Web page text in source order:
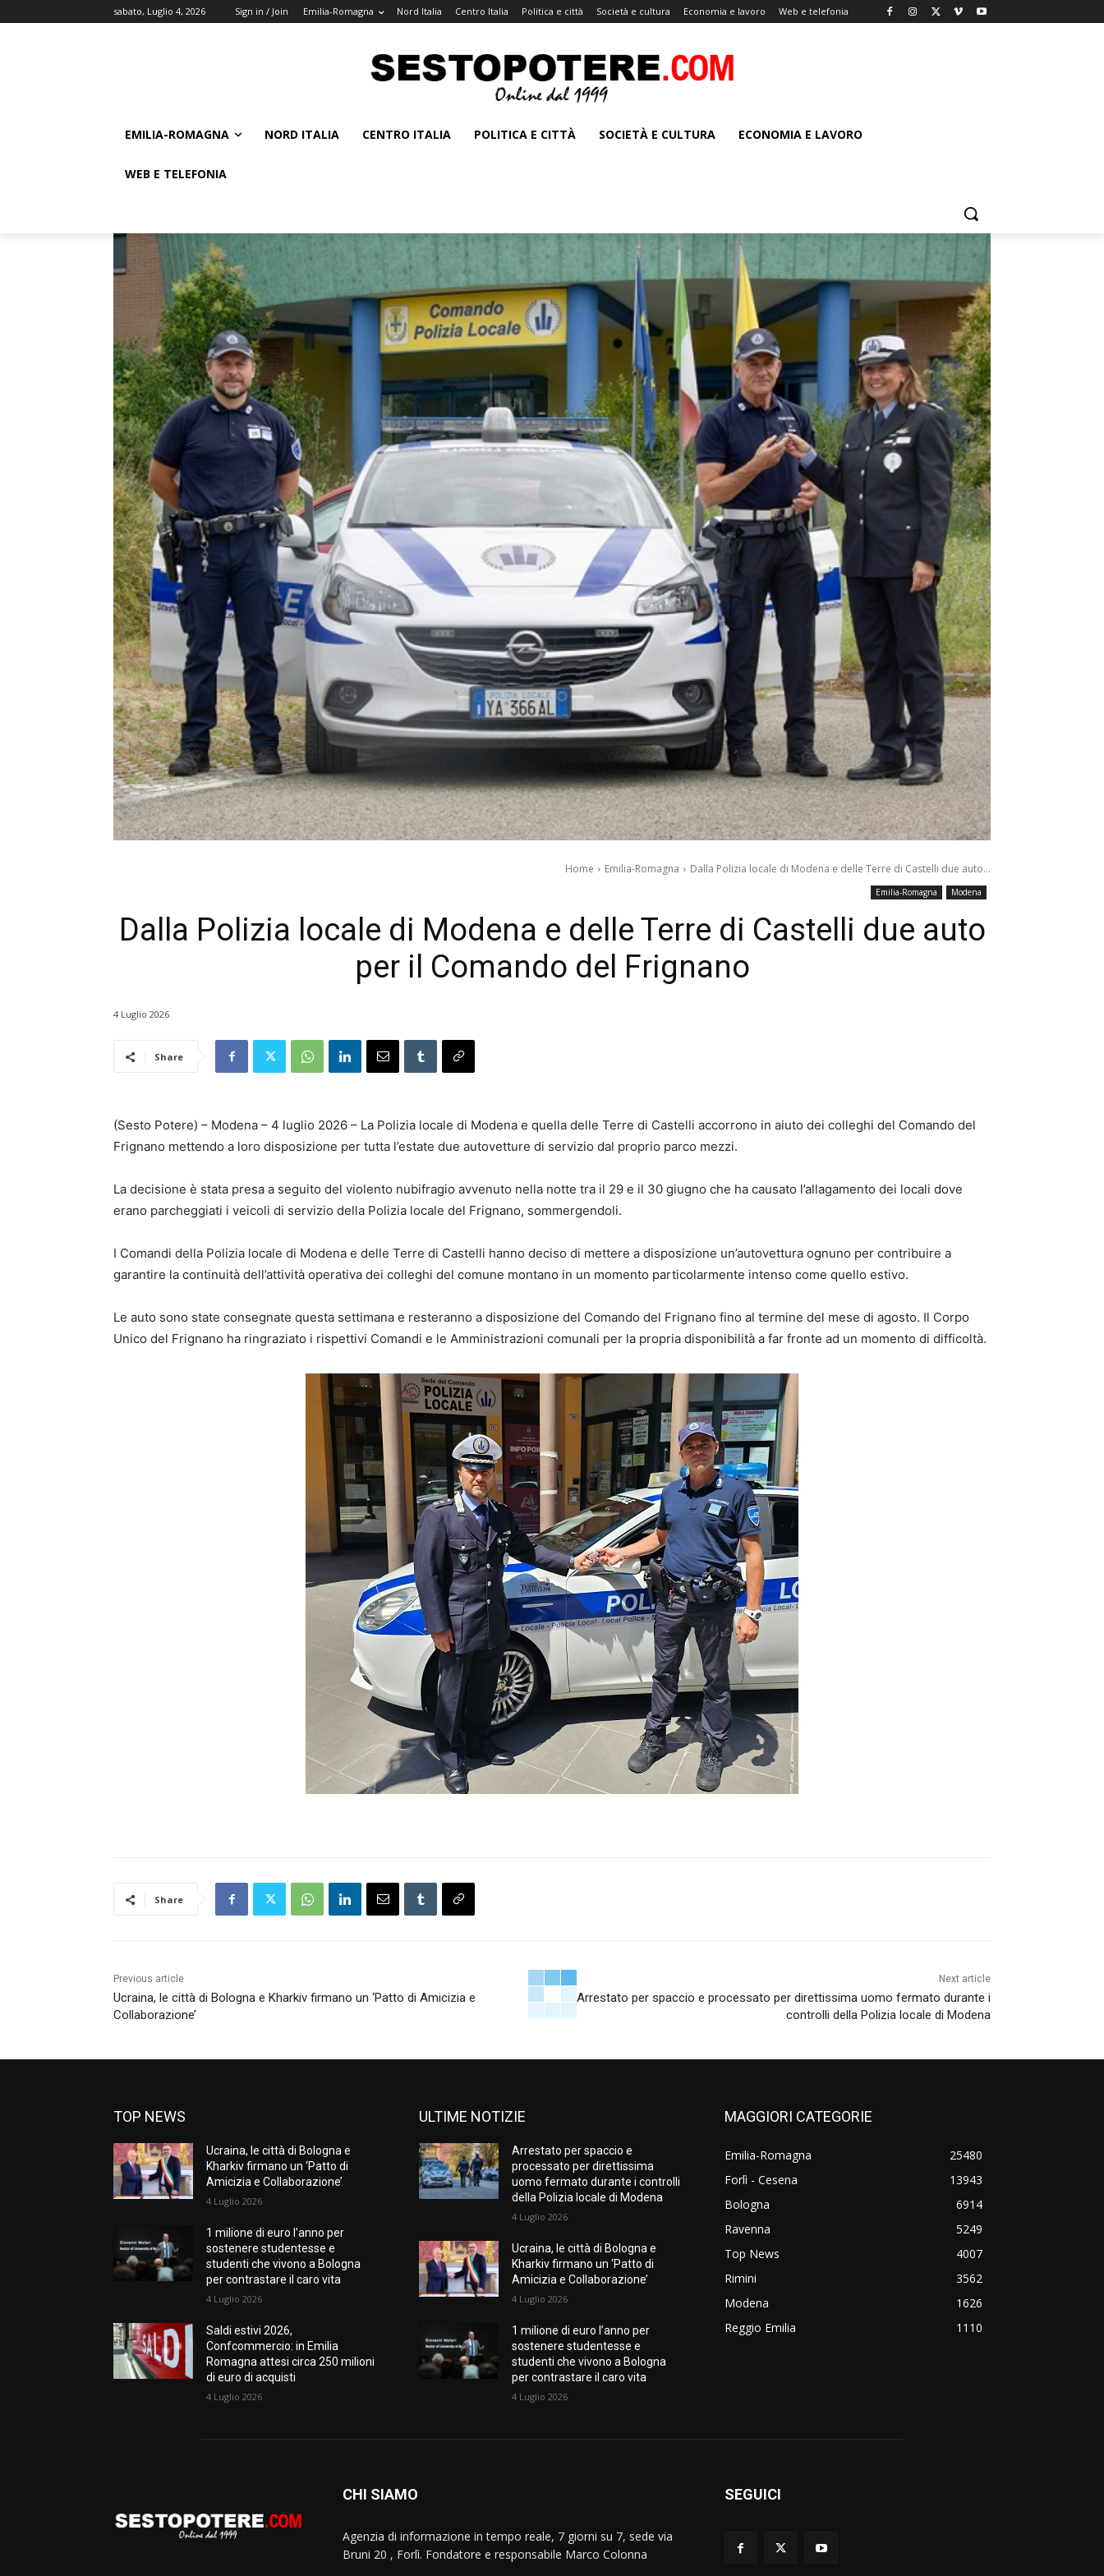
sabato, Luglio 4, 2026 Sign in / Join Emilia-Romagna Nord Italia Centro Italia Politica e città Società e cultura Economia e lavoro Web e telefonia
EMILIA-ROMAGNA NORD ITALIA CENTRO ITALIA POLITICA E CITTÀ SOCIETÀ E CULTURA ECONOMIA E LAVORO
WEB E TELEFONIA
Home Emilia-Romagna Dalla Polizia locale di Modena e delle Terre di Castelli due auto...
Emilia-Romagna Modena
Dalla Polizia locale di Modena e delle Terre di Castelli due auto
per il Comando del Frignano
4 Luglio 2026
Share
(Sesto Potere) – Modena – 4 luglio 2026 – La Polizia locale di Modena e quella delle Terre di Castelli accorrono in aiuto dei colleghi del Comando del
Frignano mettendo a loro disposizione per tutta l’estate due autovetture di servizio dal proprio parco mezzi.
La decisione è stata presa a seguito del violento nubifragio avvenuto nella notte tra il 29 e il 30 giugno che ha causato l’allagamento dei locali dove
erano parcheggiati i veicoli di servizio della Polizia locale del Frignano, sommergendoli.
I Comandi della Polizia locale di Modena e delle Terre di Castelli hanno deciso di mettere a disposizione un’autovettura ognuno per contribuire a
garantire la continuità dell’attività operativa dei colleghi del comune montano in un momento particolarmente intenso come quello estivo.
Le auto sono state consegnate questa settimana e resteranno a disposizione del Comando del Frignano fino al termine del mese di agosto. Il Corpo
Unico del Frignano ha ringraziato i rispettivi Comandi e le Amministrazioni comunali per la propria disponibilità a far fronte ad un momento di difficoltà.
Share
Previous article
Ucraina, le città di Bologna e Kharkiv firmano un ‘Patto di Amicizia e
Collaborazione’
Next article
Arrestato per spaccio e processato per direttissima uomo fermato durante i
controlli della Polizia locale di Modena
TOP NEWS
Ucraina, le città di Bologna e
Kharkiv firmano un ‘Patto di
Amicizia e Collaborazione’
4 Luglio 2026
1 milione di euro l’anno per
sostenere studentesse e
studenti che vivono a Bologna
per contrastare il caro vita
4 Luglio 2026
Saldi estivi 2026,
Confcommercio: in Emilia
Romagna attesi circa 250 milioni
di euro di acquisti
4 Luglio 2026
ULTIME NOTIZIE
Arrestato per spaccio e
processato per direttissima
uomo fermato durante i controlli
della Polizia locale di Modena
4 Luglio 2026
Ucraina, le città di Bologna e
Kharkiv firmano un ‘Patto di
Amicizia e Collaborazione’
4 Luglio 2026
1 milione di euro l’anno per
sostenere studentesse e
studenti che vivono a Bologna
per contrastare il caro vita
4 Luglio 2026
MAGGIORI CATEGORIE
Emilia-Romagna
25480
Forlì - Cesena
13943
Bologna
6914
Ravenna
5249
Top News
4007
Rimini
3562
Modena
1626
Reggio Emilia
1110
CHI SIAMO
Agenzia di informazione in tempo reale, 7 giorni su 7, sede via
Bruni 20 , Forlì. Fondatore e responsabile Marco Colonna
SEGUICI